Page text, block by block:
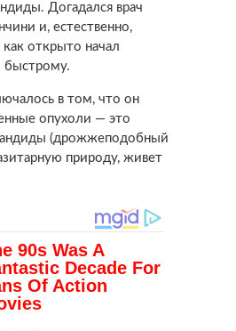
Догадался врач
и, естественно,
открыто начал
быстрому.
в том, что он
опухоли — это
(дрожжеподобный
природу, живет